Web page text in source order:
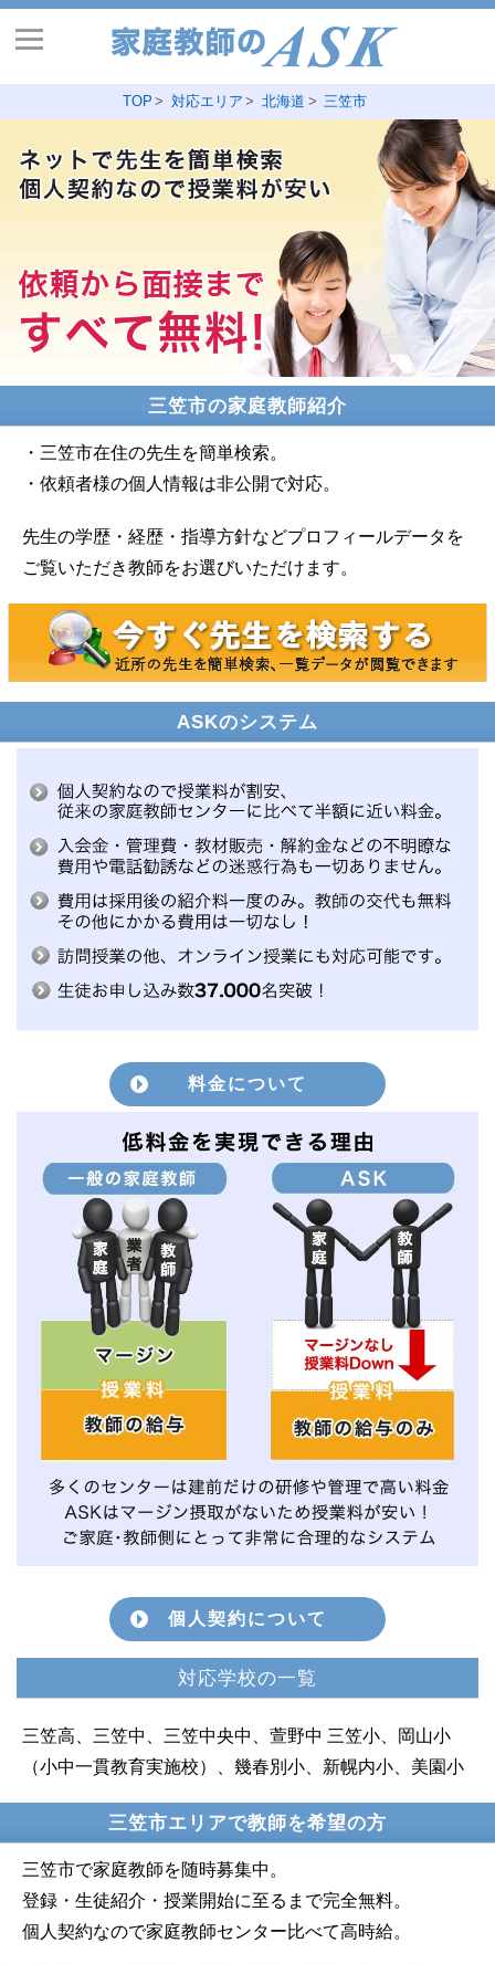
TOP 対応エリア 北海道 三笠市
三笠市の家庭教師紹介
・三笠市在住の先生を簡単検索。
・依頼者様の個人情報は非公開で対応。
先生の学歴・経歴・指導方針などプロフィールデータを
ご覧いただき教師をお選びいただけます。
ASKのシステム
料金について
個人契約について
対応学校の一覧
三笠高、三笠中、三笠中央中、萱野中 三笠小、岡山小
（小中一貫教育実施校）、幾春別小、新幌内小、美園小
三笠市エリアで教師を希望の方
三笠市で家庭教師を随時募集中。
登録・生徒紹介・授業開始に至るまで完全無料。
個人契約なので家庭教師センター比べて高時給。